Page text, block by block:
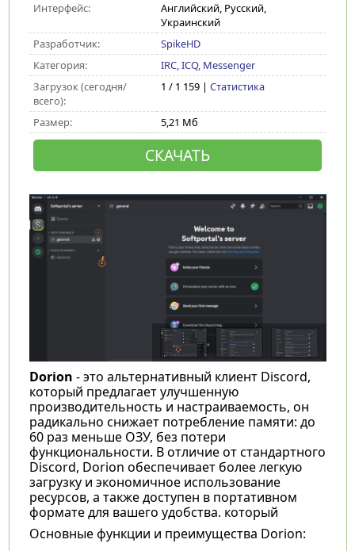
Интерфейс:
Английский, Русский,
Украинский
Разработчик:
SpikeHD
Категория:
IRC, ICQ, Messenger
Загрузок (сегодня/
всего):
1 / 1 159 | Статистика
Размер: 5,21 Мб
СКАЧАТЬ
Dorion - это альтернативный клиент Discord,
который предлагает улучшенную
производительность и настраиваемость, он
радикально снижает потребление памяти: до
60 раз меньше ОЗУ, без потери
функциональности. В отличие от стандартного
Discord, Dorion обеспечивает более легкую
загрузку и экономичное использование
ресурсов, а также доступен в портативном
формате для вашего удобства. который
Основные функции и преимущества Dorion: